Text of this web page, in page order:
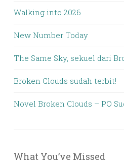
Walking into 2026
New Number Today
The Same Sky, sekuel dari
Broken Clouds sudah terbit!
Novel Broken Clouds – PO
What You’ve Missed